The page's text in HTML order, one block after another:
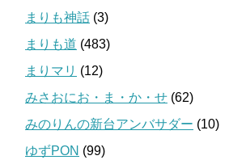
まりも神話 (3)
まりも道 (483)
まりマリ (12)
みさおにお・ま・か・せ (62)
みのりんの新台アンバサダー (10)
ゆずPON (99)